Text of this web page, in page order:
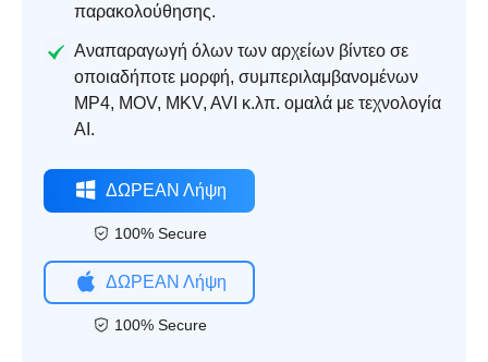
παρακολούθησης.
Αναπαραγωγή όλων των αρχείων βίντεο σε
οποιαδήποτε μορφή, συμπεριλαμβανομένων
MP4, MOV, MKV, AVI κ.λπ. ομαλά με τεχνολογία
AI.
ΔΩΡΕΑΝ Λήψη
100% Secure
ΔΩΡΕΑΝ Λήψη
100% Secure